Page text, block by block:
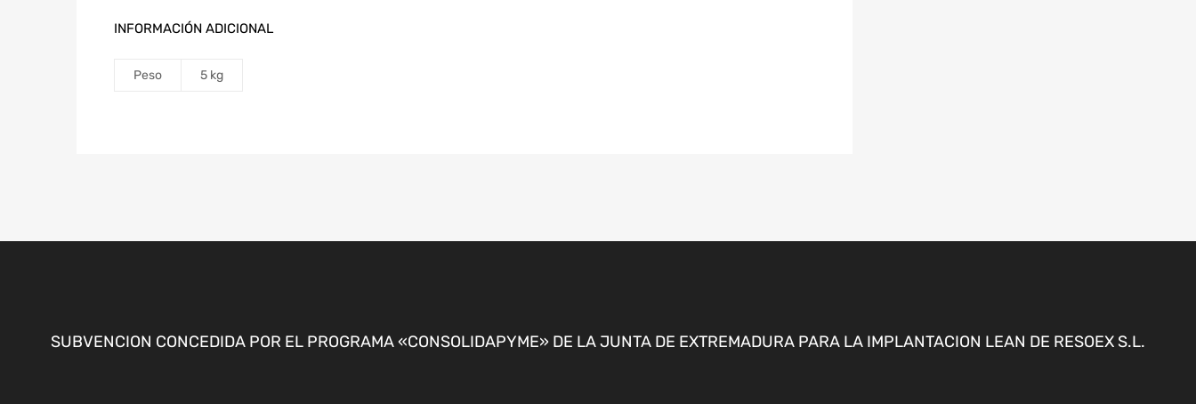
INFORMACIÓN ADICIONAL
Peso 5 kg
SUBVENCION CONCEDIDA POR EL PROGRAMA «CONSOLIDAPYME» DE LA JUNTA DE EXTREMADURA PARA LA IMPLANTACION LEAN DE RESOEX S.L.